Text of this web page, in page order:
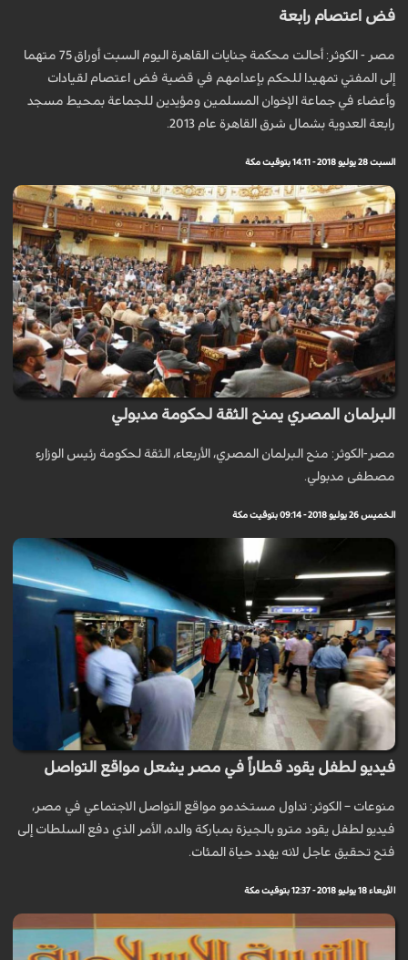
فض اعتصام رابعة
مصر - الكوثر: أحالت محكمة جنايات القاهرة اليوم السبت أوراق 75 متهما
إلى المفتي تمهيدا للحكم بإعدامهم في قضية فض اعتصام لقيادات
وأعضاء في جماعة الإخوان المسلمين ومؤيدين للجماعة بمحيط مسجد
رابعة العدوية بشمال شرق القاهرة عام 2013.
السبت 28 يوليو 2018 - 14:11 بتوقيت مكة
البرلمان المصري يمنح الثقة لحكومة مدبولي
مصر-الكوثر: منح البرلمان المصري، الأربعاء، الثقة لحكومة رئيس الوزارء
مصطفى مدبولي.
الخميس 26 يوليو 2018 - 09:14 بتوقيت مكة
فيديو لطفل يقود قطاراً في مصر يشعل مواقع التواصل
منوعات – الكوثر: تداول مستخدمو مواقع التواصل الاجتماعي في مصر،
فيديو لطفل يقود مترو بالجيزة بمباركة والده، الأمر الذي دفع السلطات إلى
فتح تحقيق عاجل لانه يهدد حياة المئات.
الأربعاء 18 يوليو 2018 - 12:37 بتوقيت مكة